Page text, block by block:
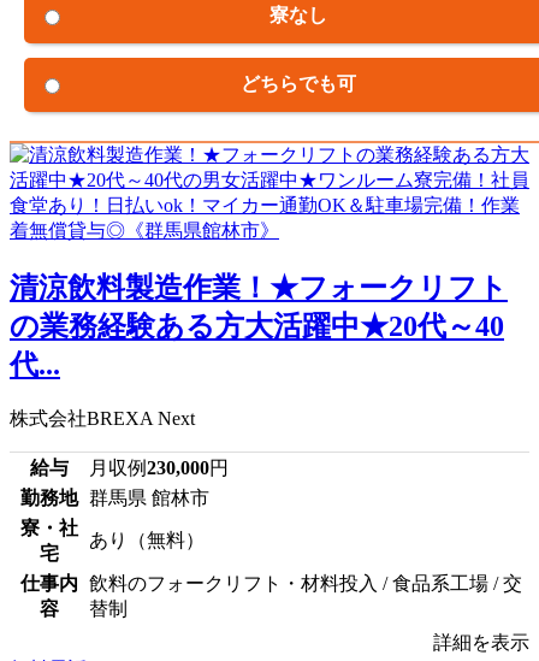
寮なし
どちらでも可
清涼飲料製造作業！★フォークリフト
の業務経験ある方大活躍中★20代～40
代...
株式会社BREXA Next
給与 月収例230,000円
勤務地 群馬県 館林市
寮・社
宅
あり（無料）
仕事内
容
飲料のフォークリフト・材料投入 / 食品系工場 / 交
替制
詳細を表示